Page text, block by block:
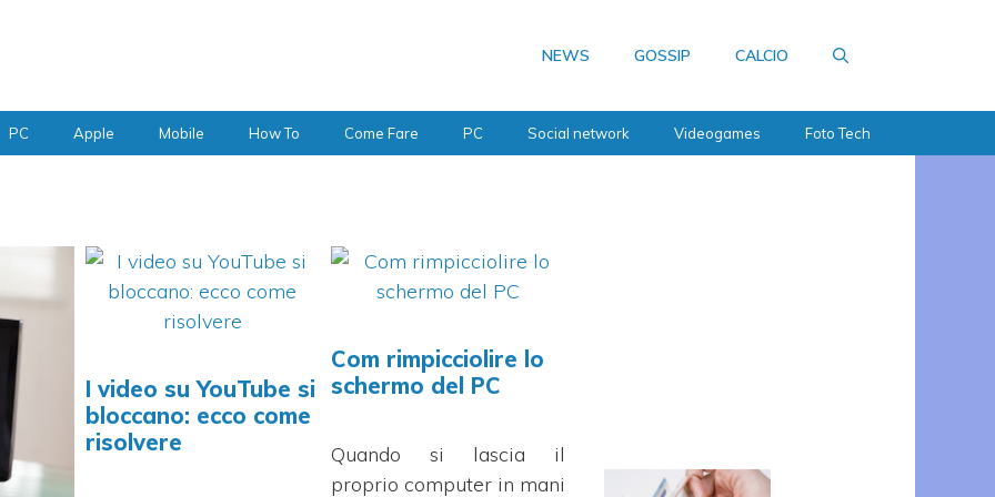
NEWS GOSSIP CALCIO
PC Apple Mobile How To Come Fare PC Social network Videogames Foto Tech
I video su YouTube si
bloccano: ecco come
risolvere
Com rimpicciolire lo
schermo del PC
Quando si lascia il
proprio computer in mani